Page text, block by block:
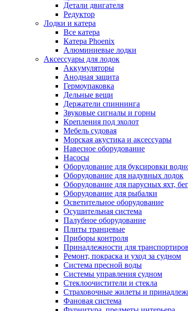
Детали двигателя
Редуктор
Лодки и катера
Все катера
Катера Phoenix
Алюминиевые лодки
Аксессуары для лодок
Аккумуляторы
Анодная защита
Гермоупаковка
Дельные вещи
Держатели спиннинга
Звуковые сигналы и горны
Крепления под эхолот
Мебель судовая
Морская акустика и аксессуары
Навесное оборудование
Насосы
Оборудование для буксировки
Оборудование для надувных лодок
Оборудование для парусных яхт,
Оборудование для рыбалки
Осветительное оборудование
Осушительная система
Палубное оборудование
Плиты транцевые
Приборы контроля
Принадлежности для
Ремонт, покраска и уход за судном
Система пресной воды
Системы управления судном
Стеклоочистители и стекла
Страховочные жилеты и
Фановая система